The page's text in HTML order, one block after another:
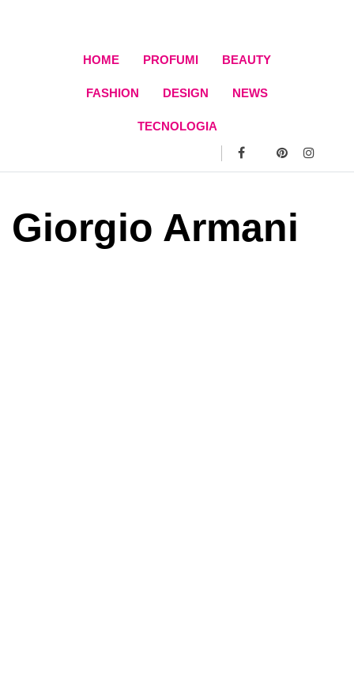
HOME PROFUMI BEAUTY
FASHION DESIGN NEWS
TECNOLOGIA
Giorgio Armani